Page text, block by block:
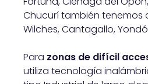
Chucurí también tenemos
Wilches, Cantagallo,
Para zonas de difícil
utiliza tecnología